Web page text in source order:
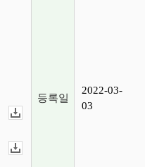
등록일
2022-03-
03